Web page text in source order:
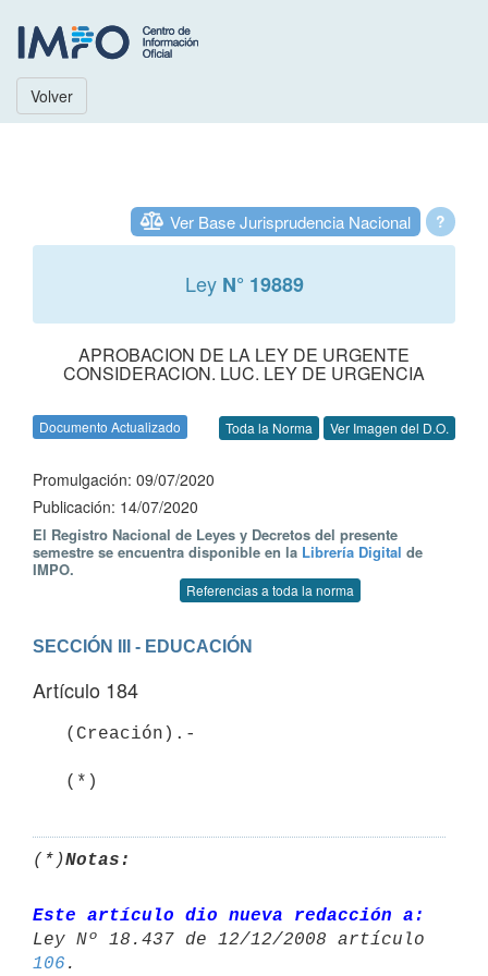
Volver
?
Ver Base Jurisprudencia Nacional
Ley N° 19889
APROBACION DE LA LEY DE URGENTE
CONSIDERACION. LUC. LEY DE URGENCIA
Documento Actualizado Toda la Norma Ver Imagen del D.O.
Promulgación: 09/07/2020
Publicación: 14/07/2020
El Registro Nacional de Leyes y Decretos del presente
semestre se encuentra disponible en la Librería Digital de
IMPO.
Referencias a toda la norma
SECCIÓN III - EDUCACIÓN
Artículo 184
   (*)
(*)Notas:
Este artículo dio nueva redacción a:
106